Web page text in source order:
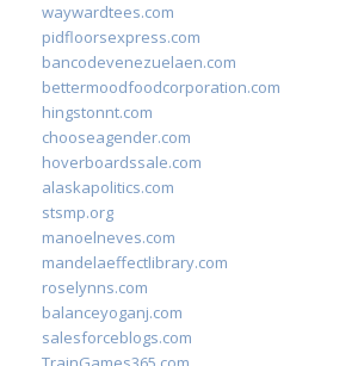
waywardtees.com
pidfloorsexpress.com
bancodevenezuelaen.com
bettermoodfoodcorporation.com
hingstonnt.com
chooseagender.com
hoverboardssale.com
alaskapolitics.com
stsmp.org
manoelneves.com
mandelaeffectlibrary.com
roselynns.com
balanceyoganj.com
salesforceblogs.com